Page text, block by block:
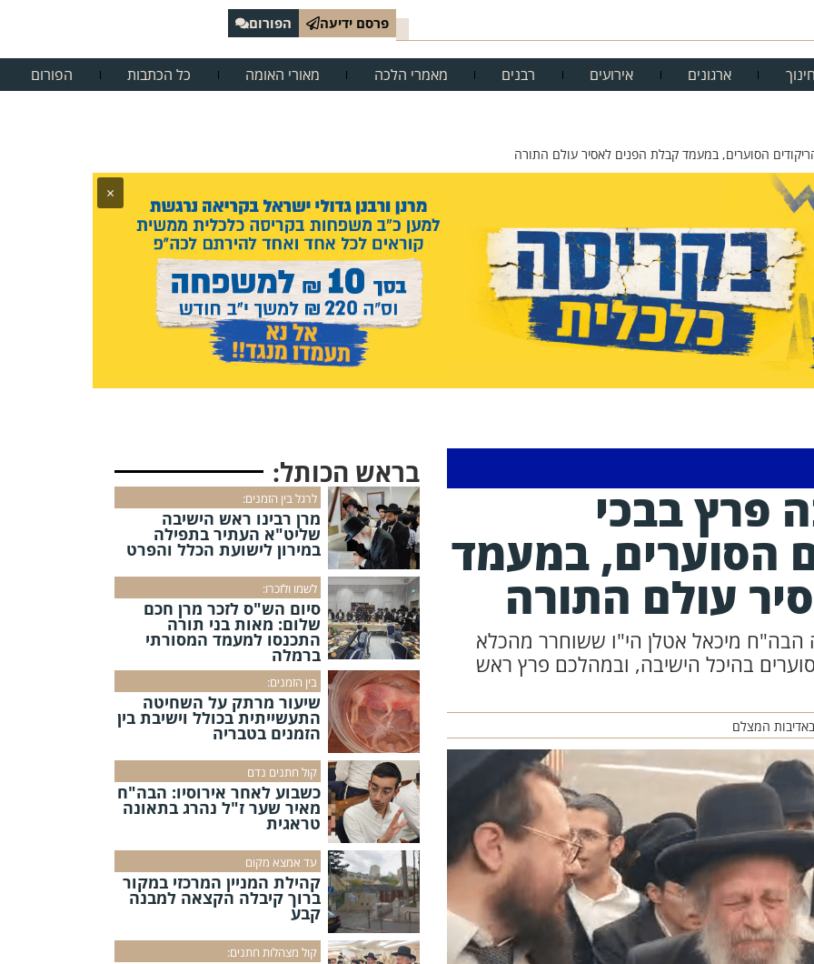
פרסם ידיעה הפורום
חינוך ארגונים אירועים רבנים מאמרי הלכה מאורי האומה כל הכתבות הפורום
הסוערים, במעמד קבלת הפנים לאסיר עולם התורה
×
פרץ בבכי
הסוערים, במעמד
עולם התורה
מיכאל אטלן הי"ו ששוחרר מהכלא
בהיכל הישיבה, ובמהלכם פרץ ראש
המצלם
בראש הכותל:
לרגל בין הזמנים:
מרן רבינו ראש הישיבה
שליט"א העתיר בתפילה
במירון לישועת הכלל והפרט
לשמו ולזכרו:
סיום הש"ס לזכר מרן חכם
שלום: מאות בני תורה
התכנסו למעמד המסורתי
ברמלה
בין הזמנים:
שיעור מרתק על השחיטה
התעשייתית בכולל וישיבת בין
הזמנים בטבריה
קול חתנים נדם
כשבוע לאחר אירוסיו: הבה"ח
מאיר שער ז"ל נהרג בתאונה
טראגית
עד אמצא מקום
קהילת המניין המרכזי במקור
ברוך קיבלה הקצאה למבנה
קבע
קול מצהלות חתנים: